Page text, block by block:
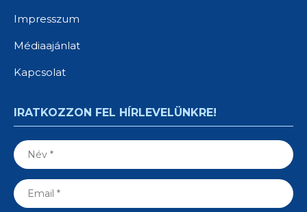
Impresszum
Médiaajánlat
Kapcsolat
IRATKOZZON FEL HÍRLEVELÜNKRE!